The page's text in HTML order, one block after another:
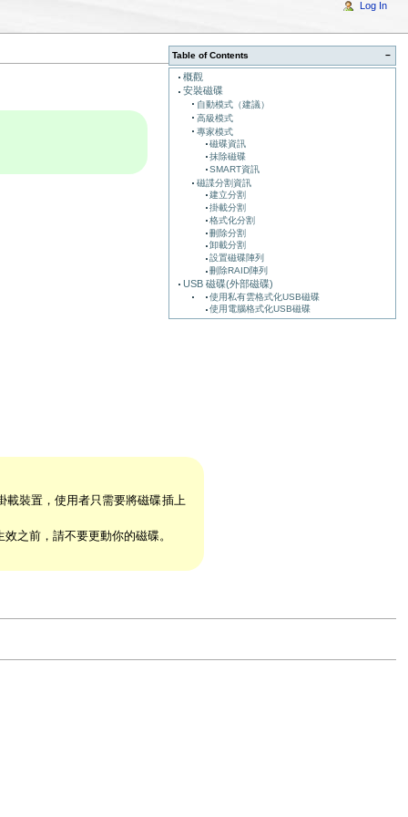
−
Table of Contents
概觀
安裝磁碟
自動模式（建議）
高級模式
專家模式
磁碟資訊
抹除磁碟
SMART資訊
磁諜分割資訊
建立分割
掛載分割
格式化分割
刪除分割
卸載分割
設置磁碟陣列
刪除RAID陣列
USB 磁碟(外部磁碟)
使用私有雲格式化USB磁碟
使用電腦格式化USB磁碟
載裝置，使用者只需要將磁碟插上
之前，請不要更動你的磁碟。
Log In